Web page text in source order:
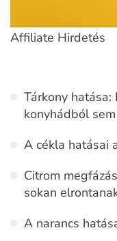
Affiliate Hirdetés
Tárkony hatása:
konyhádból sem
A cékla hatásai
Citrom
sokan
A narancs